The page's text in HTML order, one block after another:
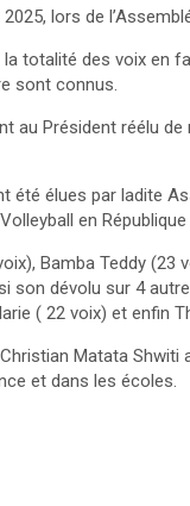
lors de
totalité des voix en
sont connus.
au Président réélu
été élues par ladite
en
Bamba Teddy
son dévolu sur 4
( 22 voix) et enfin
Matata
et dans les écoles.